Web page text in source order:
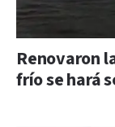
Renovaron
frío se hará